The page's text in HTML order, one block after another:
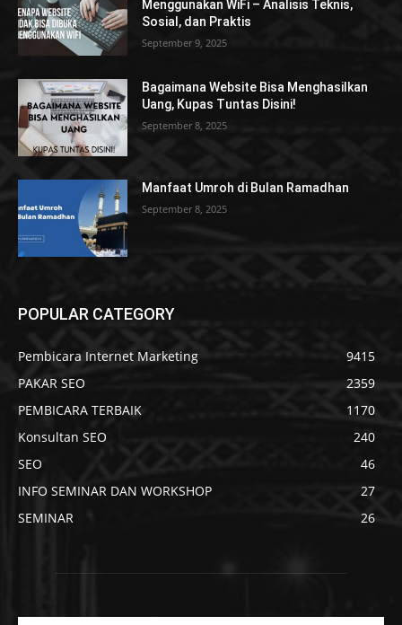
Menggunakan WiFi – Analisis Teknis,
Sosial, dan Praktis
September 9, 2025
Bagaimana Website Bisa Menghasilkan
Uang, Kupas Tuntas Disini!
September 8, 2025
Manfaat Umroh di Bulan Ramadhan
September 8, 2025
POPULAR CATEGORY
Pembicara Internet Marketing
9415
PAKAR SEO
2359
PEMBICARA TERBAIK
1170
Konsultan SEO
240
SEO
46
INFO SEMINAR DAN WORKSHOP
27
SEMINAR
26